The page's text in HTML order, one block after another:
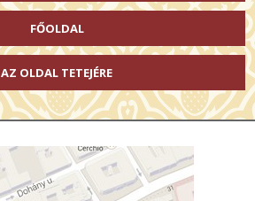
FŐOLDAL
AZ OLDAL TETEJÉRE